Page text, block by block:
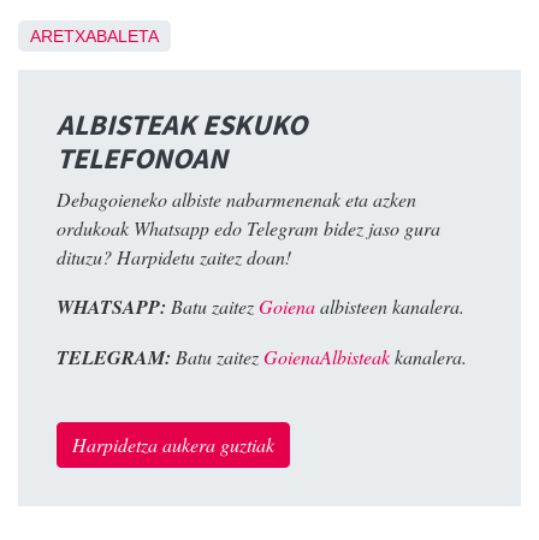
ARETXABALETA
ALBISTEAK ESKUKO
TELEFONOAN
Debagoieneko albiste nabarmenenak eta azken
ordukoak Whatsapp edo Telegram bidez jaso gura
dituzu? Harpidetu zaitez doan!
WHATSAPP: Batu zaitezGoienaalbisteen kanalera.
TELEGRAM: Batu zaitezGoienaAlbisteakkanalera.
Harpidetza aukera guztiak